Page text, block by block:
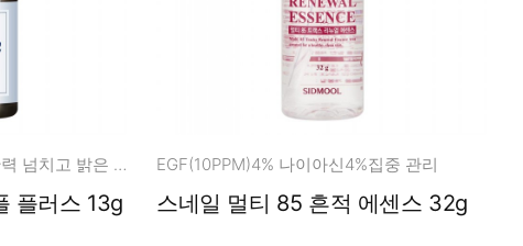
비타민C,E,페룰릭의 조화 탄력 넘치고 밝은 피부로
플러스 13g
EGF(10PPM)4% 나이아신4%집중 관리
스네일 멀티 85 흔적 에센스 32g